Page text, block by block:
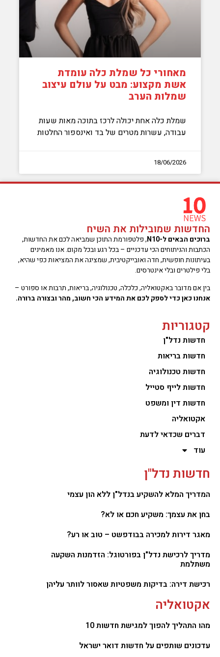
מאחורי כל שמלת כלה עומדת
אשת מקצוע: מבט על עולם עיצוב
שמלות הערב
שמלת כלה אחת יכולה לרכז בתוכה מאות שעות
עבודה, עשרות מטרים של בד ואינספור החלטות
18/06/2026
החדשות שמובילות את השיח
ברוכים הבאים ל-N10
, פלטפורמת התוכן שמביאה לכם את החדשות,
הכתבות והניתוחים הכי עדכניים – בכל רגע ובכל מקום. אנו מאמינים
בעיתונות חופשית, חדה ואובייקטיבית, שמציגה את המציאות כפי שהיא,
בלי פילטרים ובלי אינטרסים.
בין אם מדובר באקטואליה, כלכלה, טכנולוגיה, בריאות, תרבות או ספורט –
אנחנו כאן כדי לספק לכם את המידע הכי חשוב, מהר ובצורה ברורה.
קטגוריות
חדשות נדל"ן
חדשות בריאות
חדשות טכנולוגיה
חדשות לייף סטייל
חדשות דין ומשפט
אקטואליה
דברים שכדאי לדעת
עוד
חדשות נדל"ן
המדריך המלא להשקיע בנדל"ן ללא הון עצמי
בחן את עצמך: משקיע חכם או לא?
מאגר דירות למכירה בבודפשט – טוב או רע?
מדריך לרכישת נדל"ן בפורטוגל: הזדמנות השקעה
משתלמת
רכישת דירה: בדיקות משפטיות שאסור לוותר עליהן
אקטואליה
מהו התהליך להפוך למגישת חדשות 10
עדכונים שותפים על חדשות דואר ישראל